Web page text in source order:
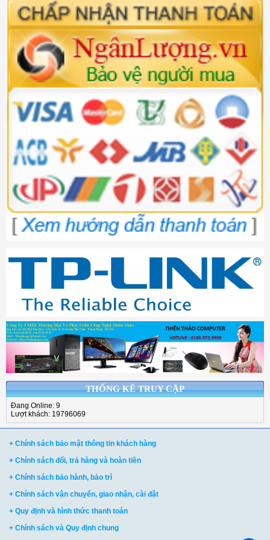
THỐNG KÊ TRUY CẬP
Đang Online: 9
Lượt khách: 19796069
+ Chính sách bảo mật thông tin khách hàng
+ Chính sách đổi, trả hàng và hoàn tiền
+ Chính sách bảo hành, bảo trì
+ Chính sách vận chuyển, giao nhận, cài đặt
+ Quy định và hình thức thanh toán
+ Chính sách và Quy định chung